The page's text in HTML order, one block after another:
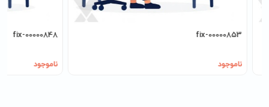
fix-00000853
ناموجود
fix-00000848
ناموجود